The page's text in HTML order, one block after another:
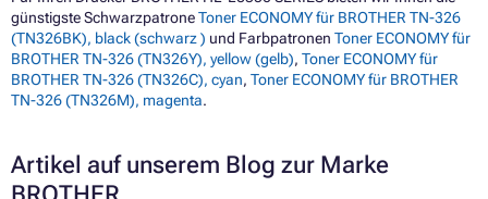
günstigste SchwarzpatroneToner ECONOMY für BROTHER TN-326
(TN326BK), black (schwarz ) und Farbpatronen Toner ECONOMY für
BROTHER TN-326 (TN326Y), yellow (gelb), Toner ECONOMY für
BROTHER TN-326 (TN326C), cyan, Toner ECONOMY für BROTHER
TN-326 (TN326M), magenta.
Artikel auf unserem Blog zur Marke